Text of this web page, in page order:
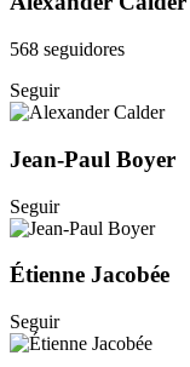
568 seguidores
Seguir
Jean-Paul Boyer
Seguir
Étienne Jacobée
Seguir